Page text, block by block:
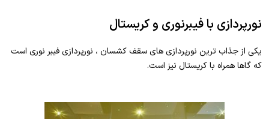
نورپردازی با فیبرنوری و کریستال
یکی از جذاب ترین نورپردازی های سقف کشسان ، نورپردازی فیبر نوری است
که گاها همراه با کریستال نیز است.